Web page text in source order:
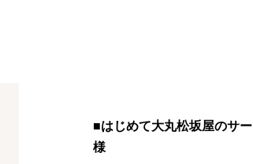
■はじめて大丸松坂屋のサ
様